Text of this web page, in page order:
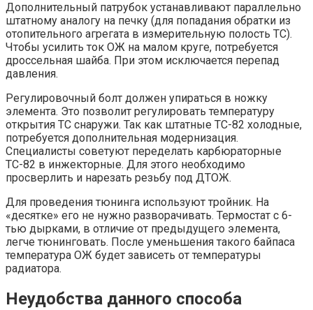
Дополнительный патрубок устанавливают параллельно
штатному аналогу на печку (для попадания обратки из
отопительного агрегата в измерительную полость ТС).
Чтобы усилить ток ОЖ на малом круге, потребуется
дроссельная шайба. При этом исключается перепад
давления.
Регулировочный болт должен упираться в ножку
элемента. Это позволит регулировать температуру
открытия ТС снаружи. Так как штатные ТС-82 холодные,
потребуется дополнительная модернизация.
Специалисты советуют переделать карбюраторные
ТС-82 в инжекторные. Для этого необходимо
просверлить и нарезать резьбу под ДТОЖ.
Для проведения тюнинга используют тройник. На
«десятке» его не нужно разворачивать. Термостат с 6-
тью дырками, в отличие от предыдущего элемента,
легче тюнинговать. После уменьшения такого байпаса
температура ОЖ будет зависеть от температуры
радиатора.
Неудобства данного способа